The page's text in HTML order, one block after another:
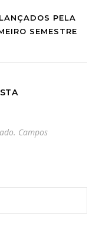
PELA
SEMESTRE
Campos